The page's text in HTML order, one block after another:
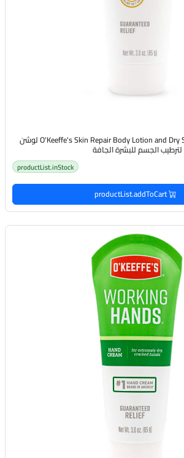
O'Keeffe's Skin Repair Body Lotion and Dry Skin Moisturizer, 198g لوشن
لترطيب الجسم للبشرة الجافة
productList.inStock
productList.addToCart